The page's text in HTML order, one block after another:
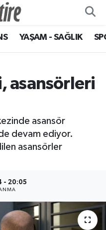
YAŞAM - SAĞLIK
asansörleri
asansör
devam ediyor.
asansörler
- 20:05